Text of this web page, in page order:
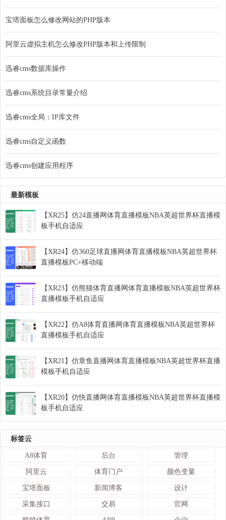
宝塔面板怎么修改网站的PHP版本
阿里云虚拟主机怎么修改PHP版本和上传限制
迅睿cms数据库操作
迅睿cms系统目录常量介绍
迅睿cms全局：IP库文件
迅睿cms自定义函数
迅睿cms创建应用程序
最新模板
【XR25】仿24直播网体育直播模板NBA英超世界杯直播模
板手机自适应
【XR24】仿360足球直播网体育直播模板NBA英超世界杯
直播模板PC+移动端
【XR23】仿熊猫体育直播网体育直播模板NBA英超世界杯
直播模板手机自适应
【XR22】仿A8体育直播网体育直播模板NBA英超世界杯
直播模板手机自适应
【XR21】仿章鱼直播网体育直播模板NBA英超世界杯直播
模板手机自适应
【XR20】仿快直播网体育直播模板NBA英超世界杯直播模
板手机自适应
标签云
A8体育 后台 管理
阿里云 体育门户 颜色变量
宝塔面板 新闻博客 设计
采集接口 交易 官网